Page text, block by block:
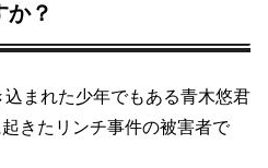
か？
まれた少年でもある青木悠君
きたリンチ事件の被害者で